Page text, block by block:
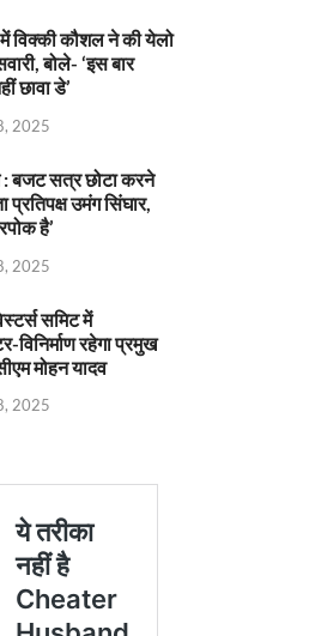
विक्की कौशल ने की येलो
बोले- ‘इस बार
छावा डे’
2025
: बजट सत्र छोटा करने
प्रतिपक्ष उमंग सिंघार,
है’
2025
समिट में
विनिर्माण रहेगा प्रमुख
मोहन यादव
2025